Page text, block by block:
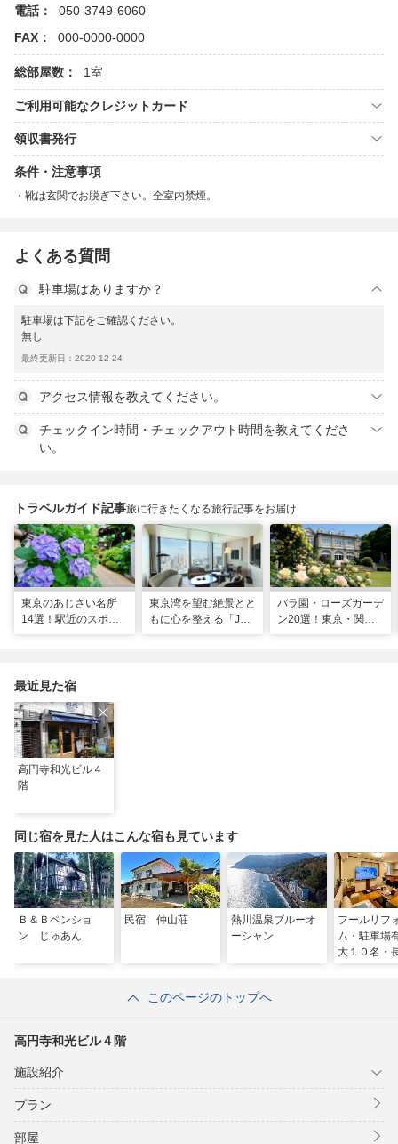
電話：
050-3749-6060
FAX：
000-0000-0000
総部屋数： 1室
ご利用可能なクレジットカード
領収書発行
条件・注意事項
靴は玄関でお脱ぎ下さい。全室内禁煙。
よくある質問
駐車場はありますか？
駐車場は下記をご確認ください。
無し
最終更新日：2020-12-24
アクセス情報を教えてください。
チェックイン時間・チェックアウト時間を教えてくださ
い。
トラベルガイド記事旅に行きたくなる旅行記事をお届け
東京のあじさい名所
14選！駅近のスポッ
東京湾を望む絶景とと
もに心を整える「JW
バラ園・ローズガーデ
ン20選！東京・関東
最近見た宿
高円寺和光ビル４
階
同じ宿を見た人はこんな宿も見ています
Ｂ＆Ｂペンショ
ン じゅあん
民宿 仲山荘
熱川温泉ブルーオ
ーシャン
フールリフ
ム・駐車場
大１０名・
このページのトップへ
高円寺和光ビル４階
施設紹介
プラン
部屋